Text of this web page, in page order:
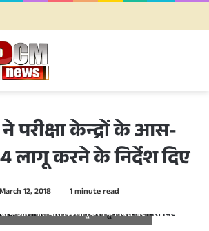
परीक्षा केन्द्रों के आस-
लागू करने के निर्देश दिए
March 12, 2018
1 minute read
के आस-पास धारा 144 लागू करने के निर्देश दिए